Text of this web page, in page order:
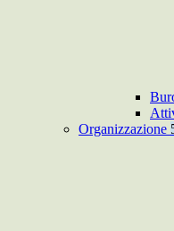
Organizzazione